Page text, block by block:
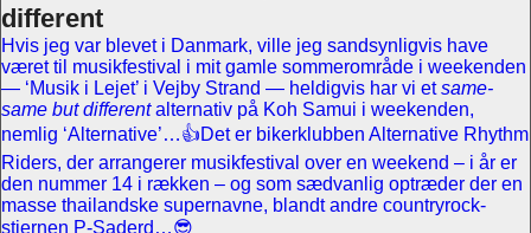
different
Hvis jeg var blevet i Danmark, ville jeg sandsynligvis have
været til musikfestival i mit gamle sommerområde i weekenden
— ‘Musik i Lejet’ i Vejby Strand — heldigvis har vi etsame-
same but differentalternativ på Koh Samui i weekenden,
nemlig ‘Alternative’…👍Det er bikerklubben Alternative Rhythm
Riders, der arrangerer musikfestival over en weekend – i år er
den nummer 14 i rækken – og som sædvanlig optræder der en
masse thailandske supernavne, blandt andre countryrock-
stjernen P-Saderd…😎